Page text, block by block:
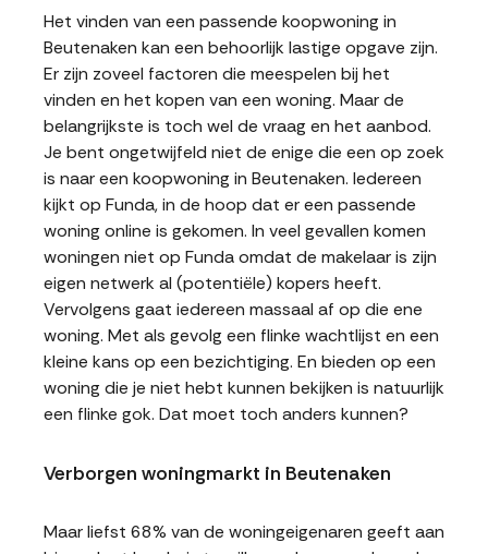
Het vinden van een passende koopwoning in
Beutenaken kan een behoorlijk lastige opgave zijn.
Er zijn zoveel factoren die meespelen bij het
vinden en het kopen van een woning. Maar de
belangrijkste is toch wel de vraag en het aanbod.
Je bent ongetwijfeld niet de enige die een op zoek
is naar een koopwoning in Beutenaken. Iedereen
kijkt op Funda, in de hoop dat er een passende
woning online is gekomen. In veel gevallen komen
woningen niet op Funda omdat de makelaar is zijn
eigen netwerk al (potentiële) kopers heeft.
Vervolgens gaat iedereen massaal af op die ene
woning. Met als gevolg een flinke wachtlijst en een
kleine kans op een bezichtiging. En bieden op een
woning die je niet hebt kunnen bekijken is natuurlijk
een flinke gok. Dat moet toch anders kunnen?
Verborgen woningmarkt in Beutenaken
Maar liefst 68% van de woningeigenaren geeft aan